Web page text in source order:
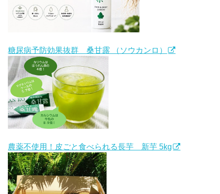
糖尿病予防効果抜群 桑甘露 （ソウカンロ）
農薬不使用！皮ごと食べられる長芋 新芋 5kg